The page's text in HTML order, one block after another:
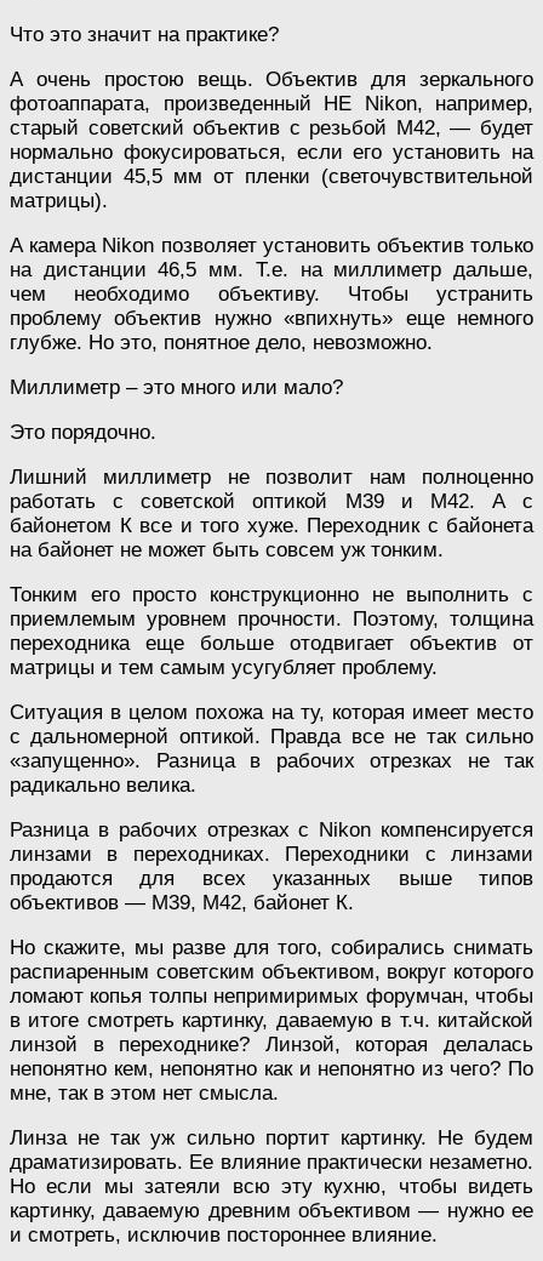
Что это значит на практике?
А очень простою вещь. Объектив для зеркального
фотоаппарата, произведенный НЕ Nikon, например,
старый советский объектив с резьбой М42, — будет
нормально фокусироваться, если его установить на
дистанции 45,5 мм от пленки (светочувствительной
матрицы).
А камера Nikon позволяет установить объектив только
на дистанции 46,5 мм. Т.е. на миллиметр дальше,
чем необходимо объективу. Чтобы устранить
проблему объектив нужно «впихнуть» еще немного
глубже. Но это, понятное дело, невозможно.
Миллиметр – это много или мало?
Это порядочно.
Лишний миллиметр не позволит нам полноценно
работать с советской оптикой М39 и М42. А с
байонетом К все и того хуже. Переходник с байонета
на байонет не может быть совсем уж тонким.
Тонким его просто конструкционно не выполнить с
приемлемым уровнем прочности. Поэтому, толщина
переходника еще больше отодвигает объектив от
матрицы и тем самым усугубляет проблему.
Ситуация в целом похожа на ту, которая имеет место
с дальномерной оптикой. Правда все не так сильно
«запущенно». Разница в рабочих отрезках не так
радикально велика.
Разница в рабочих отрезках с Nikon компенсируется
линзами в переходниках. Переходники с линзами
продаются для всех указанных выше типов
объективов — М39, М42, байонет К.
Но скажите, мы разве для того, собирались снимать
распиаренным советским объективом, вокруг которого
ломают копья толпы непримиримых форумчан, чтобы
в итоге смотреть картинку, даваемую в т.ч. китайской
линзой в переходнике? Линзой, которая делалась
непонятно кем, непонятно как и непонятно из чего? По
мне, так в этом нет смысла.
Линза не так уж сильно портит картинку. Не будем
драматизировать. Ее влияние практически незаметно.
Но если мы затеяли всю эту кухню, чтобы видеть
картинку, даваемую древним объективом — нужно ее
и смотреть, исключив постороннее влияние.